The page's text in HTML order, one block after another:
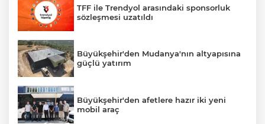
TFF ile Trendyol arasındaki sponsorluk
sözleşmesi uzatıldı
Büyükşehir'den Mudanya'nın altyapısına
güçlü yatırım
Büyükşehir'den afetlere hazır iki yeni
mobil araç